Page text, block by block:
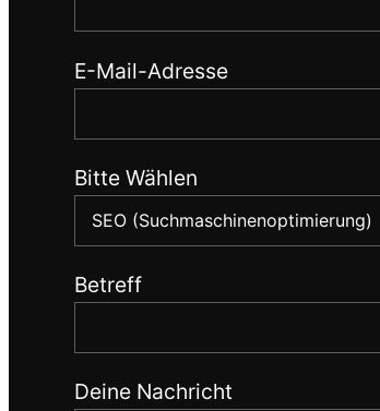
E-Mail-Adresse
Bitte Wählen
Betreff
Deine Nachricht